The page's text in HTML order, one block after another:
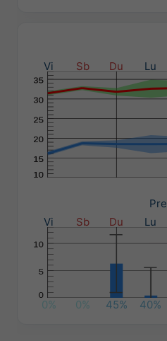
Vi Sb Du Lu
Vi
Sb Du Lu
0% 0% 45% 40%